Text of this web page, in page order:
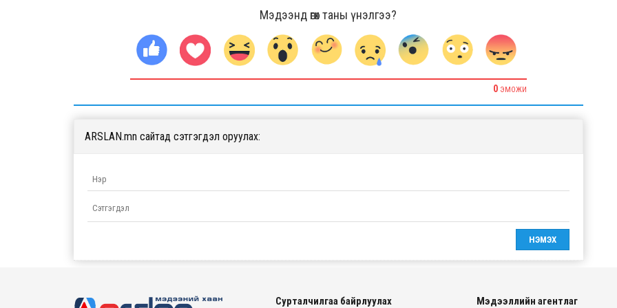
Мэдээнд өгөх таны үнэлгээ?
0 ЭМОЖИ
ARSLAN.mn сайтад сэтгэгдэл оруулах:
Сурталчилгаа байрлуулах Мэдээллийн агентлаг